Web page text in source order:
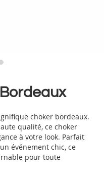
choker bordeaux.
qualité, ce choker
à votre look. Parfait
événement chic, ce
pour toute